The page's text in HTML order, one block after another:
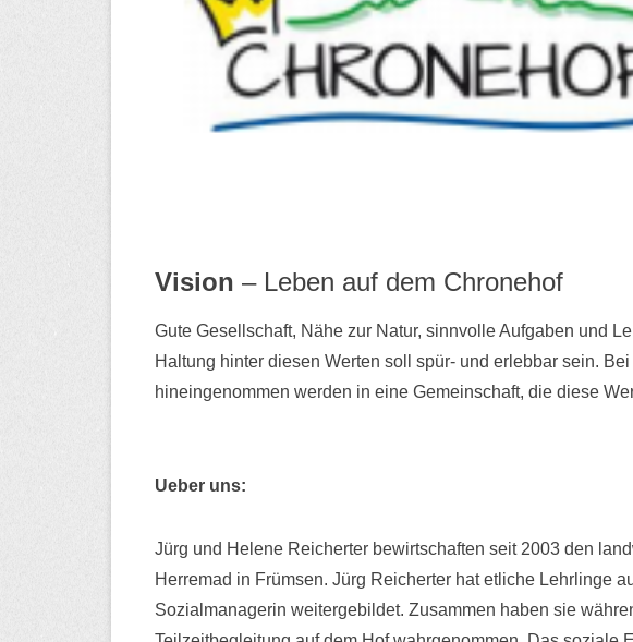
Vision – Leben auf dem Chronehof
Gute Gesellschaft, Nähe zur Natur, sinnvolle Aufgaben und
Haltung hinter diesen Werten soll spür- und erlebbar sein.
hineingenommen werden in eine Gemeinschaft, die diese
Ueber uns:
Jürg und Helene Reicherter bewirtschaften seit 2003 den
Herremad in Frümsen. Jürg Reicherter hat etliche Lehrlinge
Sozialmanagerin weitergebildet. Zusammen haben sie